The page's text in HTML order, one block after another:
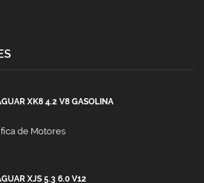
XK8 4.2 V8 GASOLINA
de Motores
XJS 5.3 6.0 V12